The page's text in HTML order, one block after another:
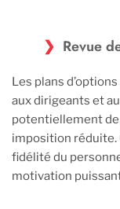
Revue
Les plans
aux dirigeants et
potentiellement de
imposition réduite.
fidélité du
motivation